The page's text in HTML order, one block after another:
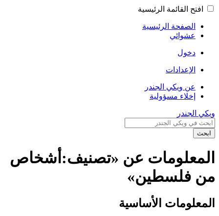
افتح القائمة الرئيسية
الصفحة الرئيسية
عشوائي
دخول
الإعدادات
عن ويكي الجندر
إخلاء مسؤولية
ويكي الجندر
ابحث
المعلومات عن «تصنيف:أشخاص
من فلسطين»
المعلومات الأساسية